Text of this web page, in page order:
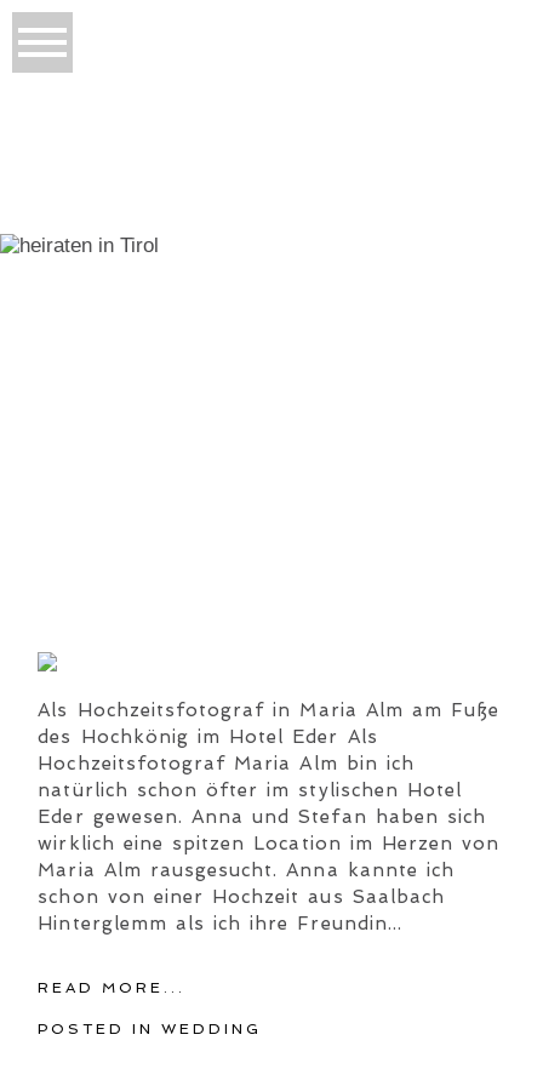
Als Hochzeitsfotograf in Maria Alm am Fuße
des Hochkönig im Hotel Eder Als
Hochzeitsfotograf Maria Alm bin ich
natürlich schon öfter im stylischen Hotel
Eder gewesen. Anna und Stefan haben sich
wirklich eine spitzen Location im Herzen von
Maria Alm rausgesucht. Anna kannte ich
schon von einer Hochzeit aus Saalbach
Hinterglemm als ich ihre Freundin...
READ MORE...
POSTED INWEDDING